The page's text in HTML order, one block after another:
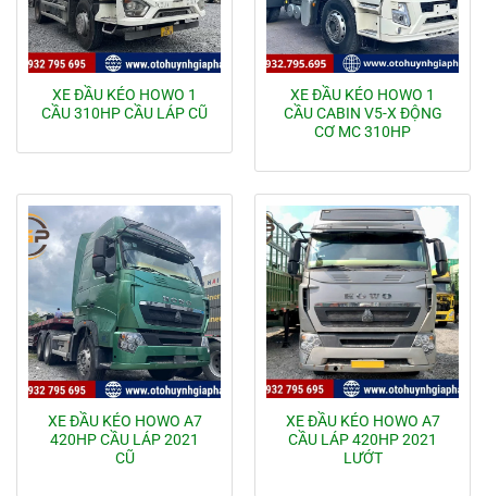
XE ĐẦU KÉO HOWO 1
CẦU 310HP CẦU LÁP CŨ
XE ĐẦU KÉO HOWO 1
CẦU CABIN V5-X ĐỘNG
CƠ MC 310HP
XE ĐẦU KÉO HOWO A7
420HP CẦU LÁP 2021
CŨ
XE ĐẦU KÉO HOWO A7
CẦU LÁP 420HP 2021
LƯỚT